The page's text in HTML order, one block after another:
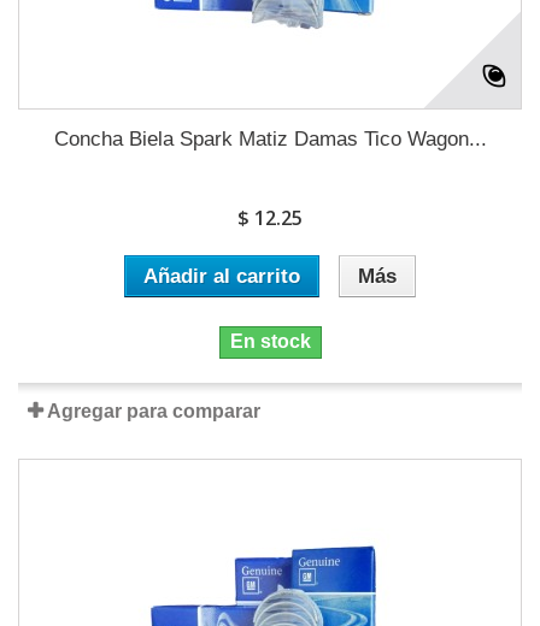
Concha Biela Spark Matiz Damas Tico Wagon...
$ 12.25
Añadir al carrito Más
En stock
Agregar para comparar